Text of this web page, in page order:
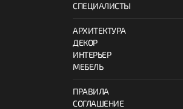
СПЕЦИАЛИСТЫ
АРХИТЕКТУРА
ДЕКОР
ИНТЕРЬЕР
МЕБЕЛЬ
ПРАВИЛА
СОГЛАШЕНИЕ